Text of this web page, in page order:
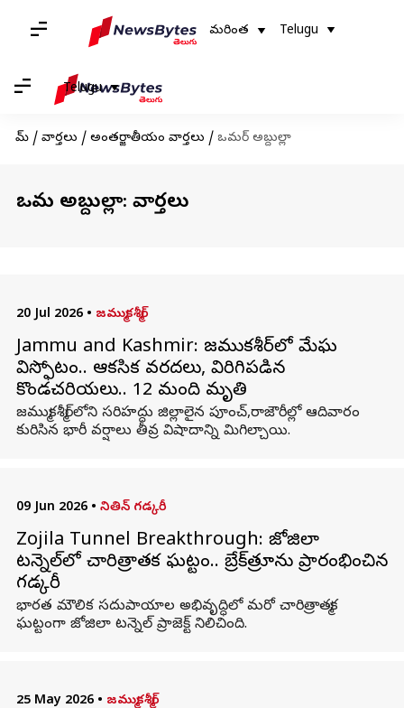
మరింత Telugu
Telugu
హోమ్ / వార్తలు / అంతర్జాతీయం వార్తలు / ఒమర్ అబ్దుల్లా
ఒమర్ అబ్దుల్లా: వార్తలు
20 Jul 2026 • జమ్ముకశ్మీర్
Jammu and Kashmir: జమ్ముకశ్మీర్‌లో మేఘ
విస్ఫోటం.. ఆకస్మిక వరదలు, విరిగిపడిన
కొండచరియలు.. 12 మంది మృతి
జమ్ముకశ్మీర్‌లోని సరిహద్దు జిల్లాలైన పూంచ్,రాజౌరీల్లో ఆదివారం
కురిసిన భారీ వర్షాలు తీవ్ర విషాదాన్ని మిగిల్చాయి.
09 Jun 2026 • నితిన్ గడ్కరీ
Zojila Tunnel Breakthrough: జోజిలా
టన్నెల్‌లో చారిత్రాత్మక ఘట్టం.. బ్రేక్‌త్రూను ప్రారంభించిన
గడ్కరీ
భారత మౌలిక సదుపాయాల అభివృద్ధిలో మరో చారిత్రాత్మక
ఘట్టంగా జోజిలా టన్నెల్ ప్రాజెక్ట్ నిలిచింది.
25 May 2026 • జమ్ముకశ్మీర్